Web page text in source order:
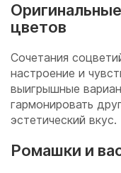
цветов
Сочетания
настроение и
выигрышные
гармонировать
эстетический вкус.
Ромашки и